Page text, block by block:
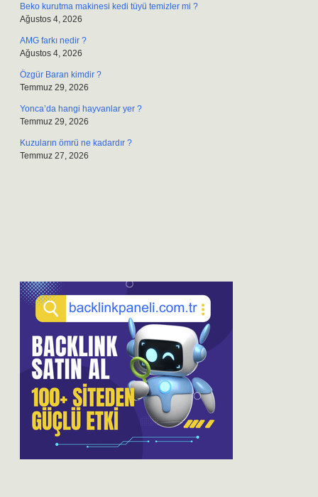
Beko kurutma makinesi kedi tüyü temizler mi ?
Ağustos 4, 2026
AMG farkı nedir ?
Ağustos 4, 2026
Özgür Baran kimdir ?
Temmuz 29, 2026
Yonca’da hangi hayvanlar yer ?
Temmuz 29, 2026
Kuzuların ömrü ne kadardır ?
Temmuz 27, 2026